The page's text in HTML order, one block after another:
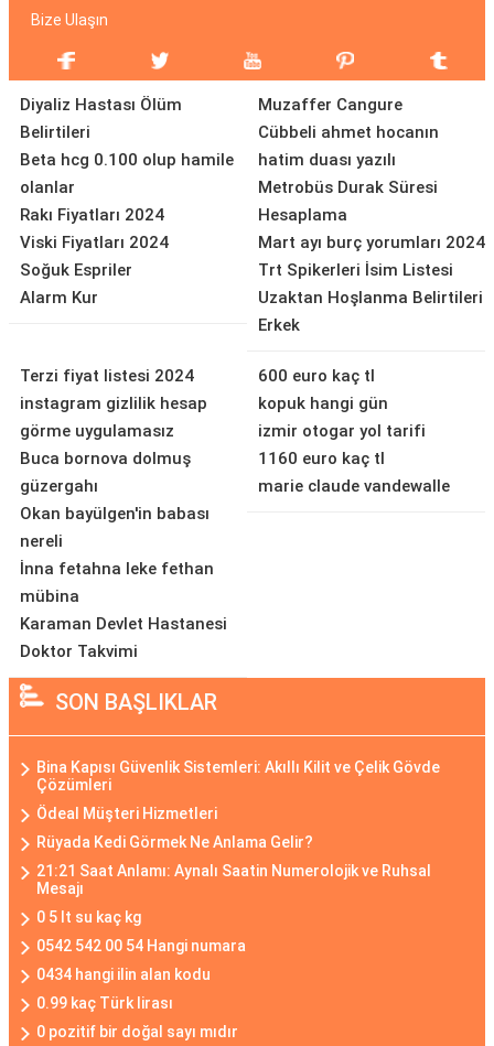
Bize Ulaşın
Diyaliz Hastası Ölüm
Belirtileri
Beta hcg 0.100 olup hamile
olanlar
Rakı Fiyatları 2024
Viski Fiyatları 2024
Soğuk Espriler
Alarm Kur
Muzaffer Cangure
Cübbeli ahmet hocanın
hatim duası yazılı
Metrobüs Durak Süresi
Hesaplama
Mart ayı burç yorumları 2024
Trt Spikerleri İsim Listesi
Uzaktan Hoşlanma Belirtileri
Erkek
Terzi fiyat listesi 2024
instagram gizlilik hesap
görme uygulamasız
Buca bornova dolmuş
güzergahı
Okan bayülgen'in babası
nereli
İnna fetahna leke fethan
mübina
Karaman Devlet Hastanesi
Doktor Takvimi
600 euro kaç tl
kopuk hangi gün
izmir otogar yol tarifi
1160 euro kaç tl
marie claude vandewalle
SON BAŞLIKLAR
Bina Kapısı Güvenlik Sistemleri: Akıllı Kilit ve Çelik Gövde
Çözümleri
Ödeal Müşteri Hizmetleri
Rüyada Kedi Görmek Ne Anlama Gelir?
21:21 Saat Anlamı: Aynalı Saatin Numerolojik ve Ruhsal
Mesajı
0 5 lt su kaç kg
0542 542 00 54 Hangi numara
0434 hangi ilin alan kodu
0.99 kaç Türk lirası
0 pozitif bir doğal sayı mıdır